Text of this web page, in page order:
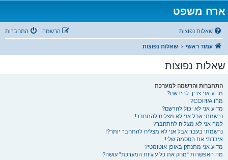
ארח משפט
שאלות נפוצות התחברות הרשמה
עמוד ראשי שאלות נפוצות
שאלות נפוצות
התחברות והרשמה למערכת
מדוע אני צריך להירשם?
מהו COPPA?
מדוע אני לא יכול להרשם?
נרשמתי אבל אני לא מצליח להתחבר!
למה אני לא מצליח להתחבר?
נרשמתי בעבר אבל אני לא מצליח להתחבר יותר?!
איבדתי את הססמה שלי!
מדוע אני מתנתק באופן אוטומטי?
מה האפשרות “מחק את כל עוגיות המערכת” עושה?